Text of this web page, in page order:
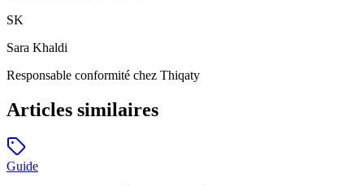
SK
Sara Khaldi
Responsable conformité chez Thiqaty
Articles similaires
Guide